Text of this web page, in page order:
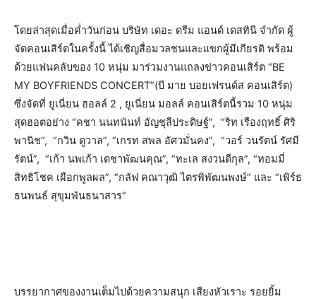
โดยล่าสุดเมื่อค่ำวันก่อน บริษัท เดอะ ดรีม แอนด์ เดสทินี จำกัด ผู้
จัดคอนเสิร์ตในครั้งนี้ ได้เชิญสื่อมวลชนและแขกผู้มีเกียรติ พร้อม
ด้วยแฟนคลับของ 10 หนุ่ม มาร่วมงานแถลงข่าวคอนเสิร์ต “BE
MY BOYFRIENDS CONCERT”(บี มาย บอยเฟรนด์ส คอนเสิร์ต)
ซึ่งจัดที่ ยูเนี่ยน ฮอลล์ 2 , ยูเนี่ยน มอลล์ คอนเสิร์ตนี้รวม 10 หนุ่ม
สุดฮอตอย่าง “คชา นนทนันท์ อัญชุลีประดิษฐ์”, “ริท เรืองฤทธิ์ ศิริ
พานิช”, “กวิน ดูวาล”, “เกรท สพล อัศวมั่นคง”, “วอร์ วนรัตน์ รัศมี
รัตน์”, “เก้า นพเก้า เดชาพัฒนคุณ”, “ทะเล สงวนดีกุล”, “ทอมมี่
สิทธิโชค เผือกพูลผล”, “กลัฟ คณาวุฒิ ไตรพิพัฒนพงษ์” และ “เพิร์ธ
ธนพนธ์ สุขุมพันธนาสาร”
บรรยากาศของงานเต็มไปด้วยความสนุก เสียงหัวเราะ รอยยิ้ม